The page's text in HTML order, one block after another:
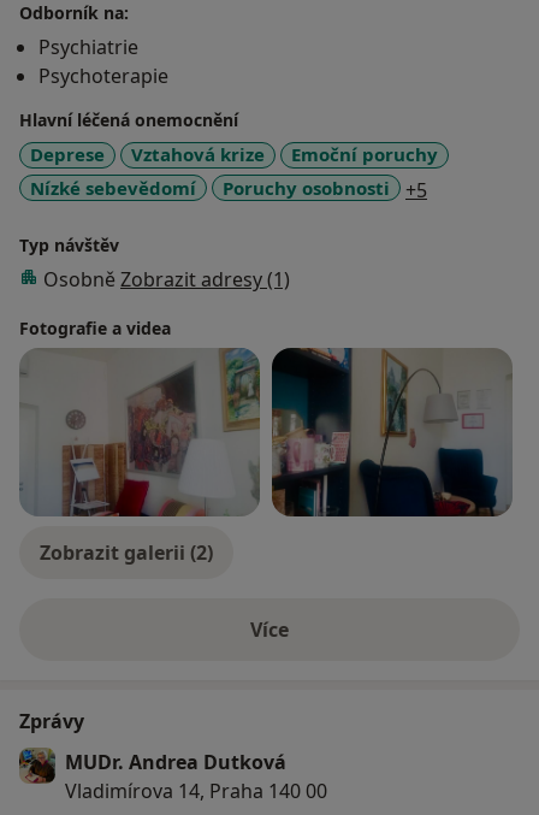
Odborník na:
Psychiatrie
Psychoterapie
Hlavní léčená onemocnění
Deprese Vztahová krize
Emoční poruchy
Nízké sebevědomí
Poruchy osobnosti +5
Typ návštěv
Osobně Zobrazit adresy (1)
Fotografie a videa
Zobrazit galerii (2)
Víceo zkušenostech
Zprávy
MUDr. Andrea Dutková
Vladimírova 14, Praha 140 00